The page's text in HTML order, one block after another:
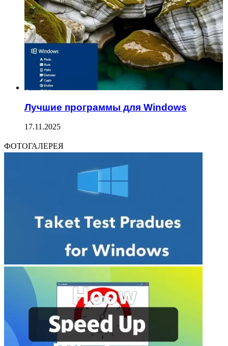
Лучшие программы для Windows
17.11.2025
ФОТОГАЛЕРЕЯ